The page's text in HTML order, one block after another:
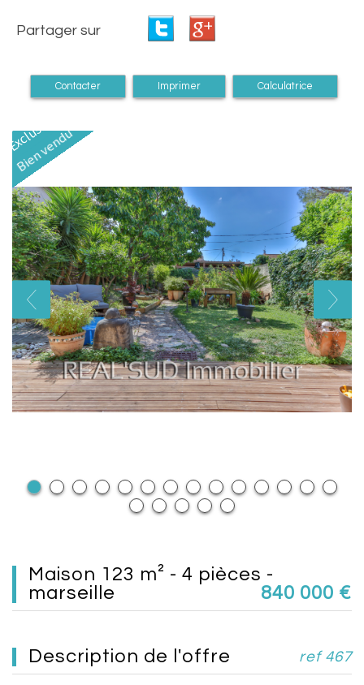
Partager sur
Contacter Imprimer Calculatrice
Bien vendu
Exclusivité
maison 123 m² - 4 pièces -
marseille
840 000 €
description de l'offre ref 467